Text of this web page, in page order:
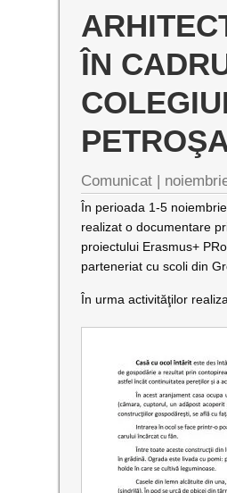
ÎN
Comunicat |
În perioada 1-5
realizat o documentare
proiectului Erasmus+
parteneriat cu scoli din
În urma activităţilor